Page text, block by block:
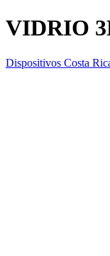
VIDRIO
Dispositivos Costa